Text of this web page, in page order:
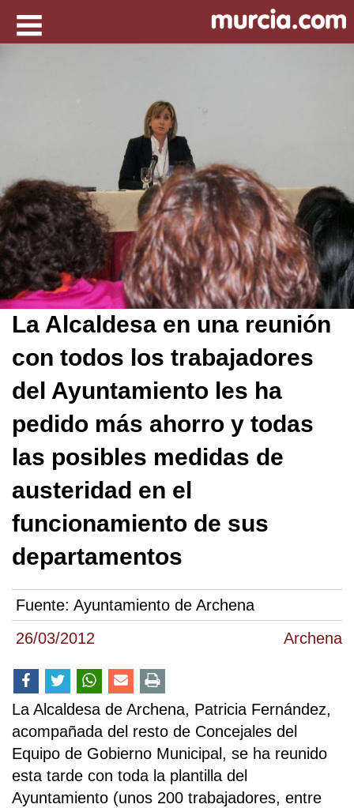
26/03/2012 Archena
La Alcaldesa en una reunión
con todos los trabajadores
del Ayuntamiento les ha
pedido más ahorro y todas
las posibles medidas de
austeridad en el
funcionamiento de sus
departamentos
Fuente: Ayuntamiento de Archena
La Alcaldesa de Archena, Patricia Fernández,
acompañada del resto de Concejales del
Equipo de Gobierno Municipal, se ha reunido
esta tarde con toda la plantilla del
Ayuntamiento (unos 200 trabajadores, entre